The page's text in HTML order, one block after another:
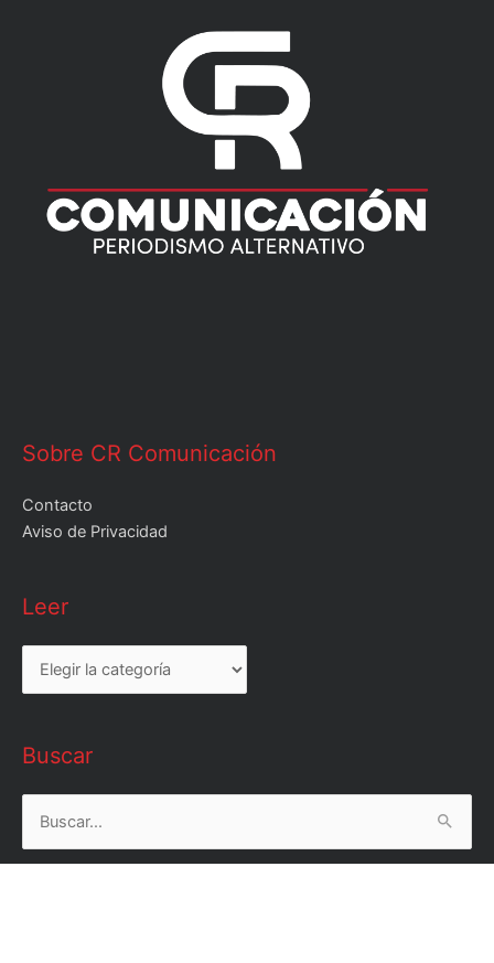
Sobre CR Comunicación
Contacto
Aviso de Privacidad
Leer
Leer
Buscar
Buscar
por: